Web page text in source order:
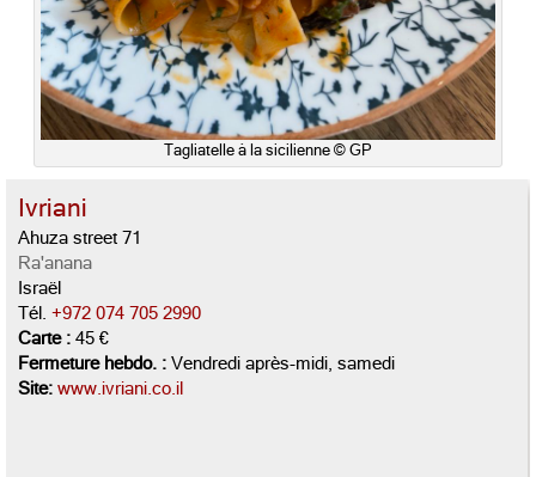
Tagliatelle à la sicilienne © GP
Ivriani
Ahuza street 71
Ra'anana
Israël
Tél. +972 074 705 2990
Carte : 45 €
Fermeture hebdo. : Vendredi après-midi, samedi
Site: www.ivriani.co.il